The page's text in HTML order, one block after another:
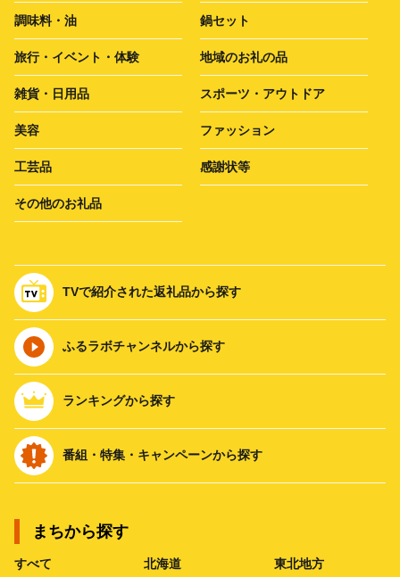
調味料・油 鍋セット
旅行・イベント・体験 地域のお礼の品
雑貨・日用品 スポーツ・アウトドア
美容 ファッション
工芸品 感謝状等
その他のお礼品
TVで紹介された返礼品から探す
ふるラボチャンネルから探す
ランキングから探す
番組・特集・キャンペーンから探す
まちから探す
すべて 北海道 東北地方